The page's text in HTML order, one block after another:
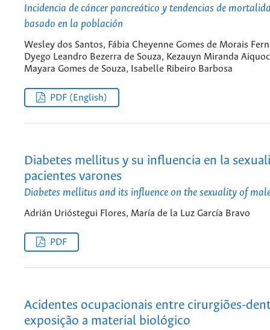
Incidencia de cáncer pancreático y tendencias de
basado en la población
Wesley dos Santos, Fábia Cheyenne Gomes de Morais
Dyego Leandro Bezerra de Souza, Kezauyn Miranda
Mayara Gomes de Souza, Isabelle Ribeiro Barbosa
PDF (English)
Diabetes mellitus y su influencia en la
pacientes varones
Diabetes mellitus and its influence on the sexuality of
Adrián Urióstegui Flores, María de la Luz García Bravo
PDF
Acidentes ocupacionais entre cirurgiões-
exposição a material biológico